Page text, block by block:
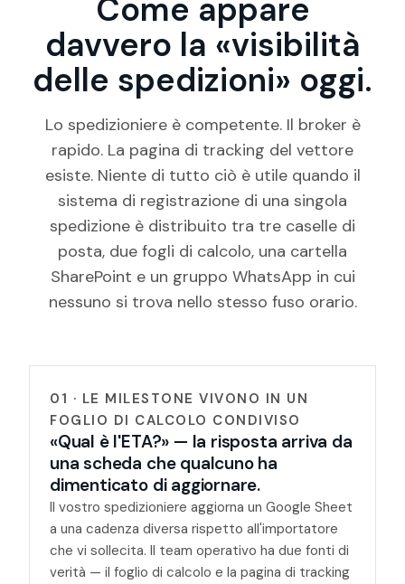
Come appare
davvero la «visibilità
delle spedizioni» oggi.
Lo spedizioniere è competente. Il broker è
rapido. La pagina di tracking del vettore
esiste. Niente di tutto ciò è utile quando il
sistema di registrazione di una singola
spedizione è distribuito tra tre caselle di
posta, due fogli di calcolo, una cartella
SharePoint e un gruppo WhatsApp in cui
nessuno si trova nello stesso fuso orario.
01 · LE MILESTONE VIVONO IN UN
FOGLIO DI CALCOLO CONDIVISO
«Qual è l'ETA?» — la risposta arriva da
una scheda che qualcuno ha
dimenticato di aggiornare.
Il vostro spedizioniere aggiorna un Google Sheet
a una cadenza diversa rispetto all'importatore
che vi sollecita. Il team operativo ha due fonti di
verità — il foglio di calcolo e la pagina di tracking